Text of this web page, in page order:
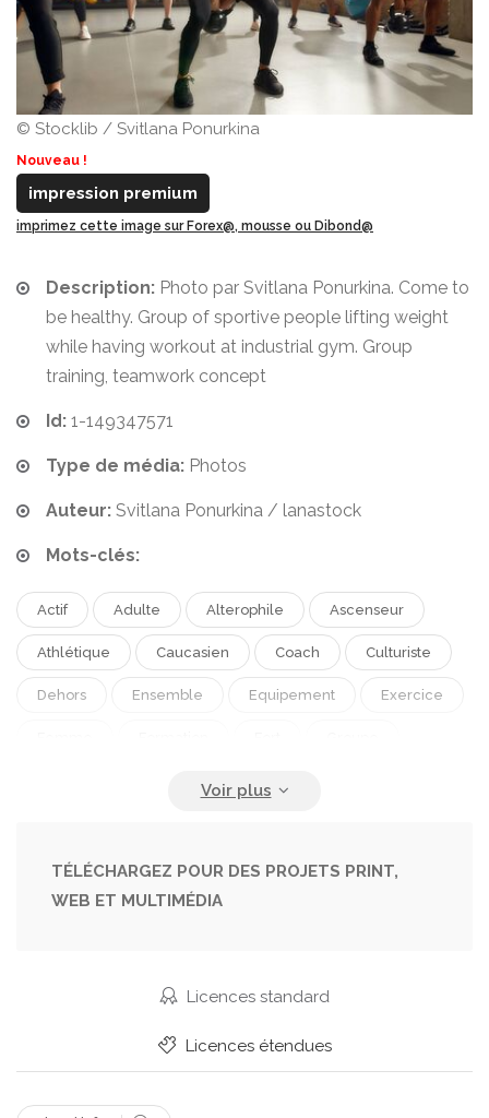
© Stocklib / Svitlana Ponurkina
Nouveau !
impression premium
imprimez cette image sur Forex@, mousse ou Dibond@
Description: Photo par Svitlana Ponurkina. Come to
be healthy. Group of sportive people lifting weight
while having workout at industrial gym. Group
training, teamwork concept
Id: 1-149347571
Type de média: Photos
Auteur: Svitlana Ponurkina / lanastock
Mots-clés:
Actif Adulte Alterophile Ascenseur
Athlétique Caucasien Coach Culturiste
Dehors Ensemble Equipement Exercice
Musculation Ouvrière Personnes
Portrait En Pied Puissance
Sexe Masculin Tenue De Sport
TÉLÉCHARGEZ POUR DES PROJETS PRINT,
WEB ET MULTIMÉDIA
Licences standard
Licences étendues